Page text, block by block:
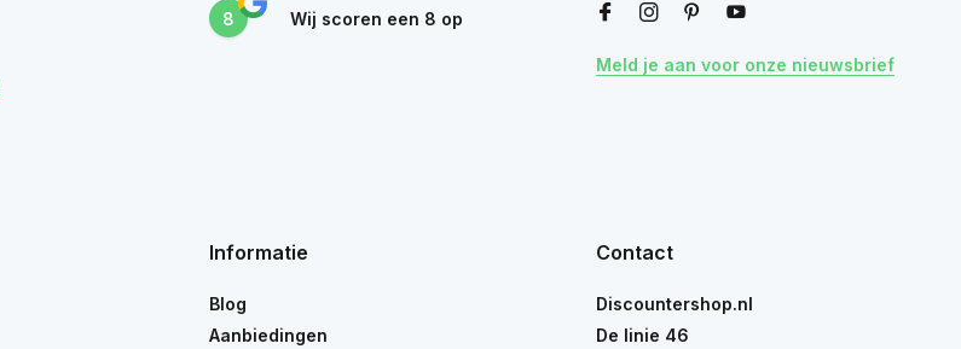
8 Wij scoren een 8 op
Meld je aan voor onze nieuwsbrief
Informatie
Blog
Aanbiedingen
Contact
Discountershop.nl
De linie 46